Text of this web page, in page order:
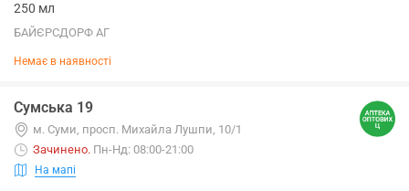
250 мл
БАЙЄРСДОРФ АГ
Немає в наявності
Сумська 19
м. Суми, просп. Михайла Лушпи, 10/1
Зачинено. Пн-Нд: 08:00-21:00
На мапі